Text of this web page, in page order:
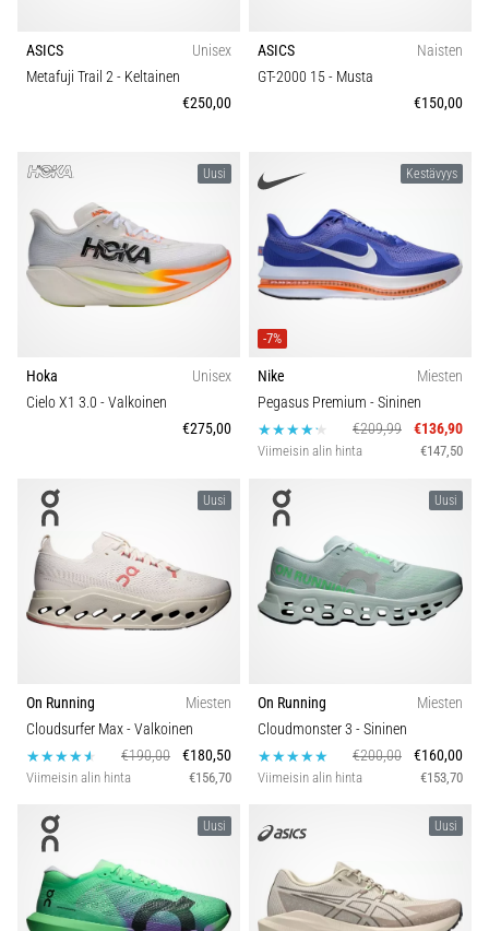
ASICS
Unisex
Metafuji Trail 2- Keltainen
€250,00
ASICS
Naisten
GT-2000 15- Musta
€150,00
Uusi
Hoka
Unisex
Cielo X1 3.0 - Valkoinen
€275,00
Kestävyys
-7%
Nike
Miesten
Pegasus Premium - Sininen
€209,99
€136,90
Viimeisin alin hinta €147,50
Uusi
On Running
Miesten
Cloudsurfer Max- Valkoinen
€190,00
€180,50
Viimeisin alin hinta €156,70
Uusi
On Running
Miesten
Cloudmonster 3 - Sininen
€200,00
€160,00
Viimeisin alin hinta €153,70
Uusi Uusi